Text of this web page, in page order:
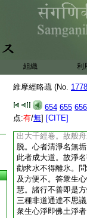
組織 利
維摩經略疏 (No.
654 655 656
点:有/無] [CITE]
佛解脱中求。何者
清淨心。不爲煩惱
難可了知。即是衆
二見。有縛有脱。
佛眞性解脱中求。
也。如欲求氷不得
番問答。若求六十
求者。諸佛果地三
答衆生心行中求。
淨。今觀衆生心行
源者即顯諸佛解脱
出大千經卷。故般
脱。心者清淨名無
此者成大道。故淨
勸求水不得離氷。
及方便不。答衆生
慧。諸行不善即是
三種非道通達不思
衆生心淨即佛土淨